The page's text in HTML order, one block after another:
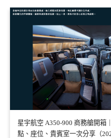
星宇航空 A350-900 商務艙開箱
點、座位、貴賓室一次分享（